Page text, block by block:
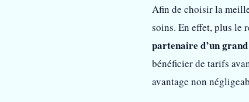
Afin de choisir la
soins. En effet, plus le
partenaire d’un
bénéficier de tarifs
avantage non